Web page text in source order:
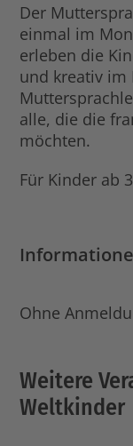
Der
einmal im
erleben die
und kreativ im
alle, die die
möchten.
Für Kinder ab
Ohne
Weitere
Weltkinder